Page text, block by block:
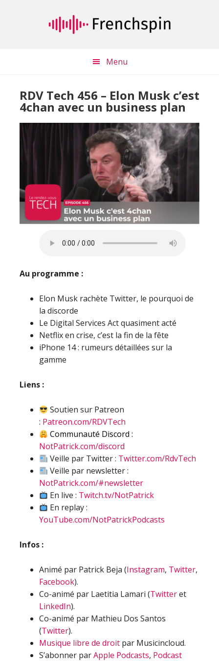
Menu
RDV Tech 456 – Elon Musk c’est
4chan avec un business plan
Au programme :
Elon Musk rachète Twitter, le pourquoi de
la discorde
Le Digital Services Act quasiment acté
Netflix en crise, c’est la fin de la fête
iPhone 14 : rumeurs détaillées sur la
gamme
Liens :
Soutien sur Patreon
: Patreon.com/RDVTech
Communauté Discord :
NotPatrick.com/discord
Veille par Twitter : Twitter.com/RdvTech
Veille par newsletter :
NotPatrick.com/#newsletter
En live : Twitch.tv/NotPatrick
En replay :
YouTube.com/NotPatrickPodcasts
Infos :
Animé par Patrick Beja (Instagram, Twitter,
Facebook).
Co-animé par Laetitia Lamari (Twitteret
LinkedIn).
Co-animé par Mathieu Dos Santos
(Twitter).
Musique libre de droit par Musicincloud.
S’abonner parApple Podcasts, Podcast